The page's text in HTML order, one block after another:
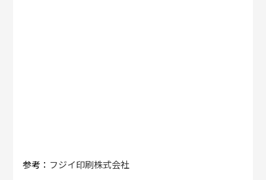
参考： フジイ印刷株式会社